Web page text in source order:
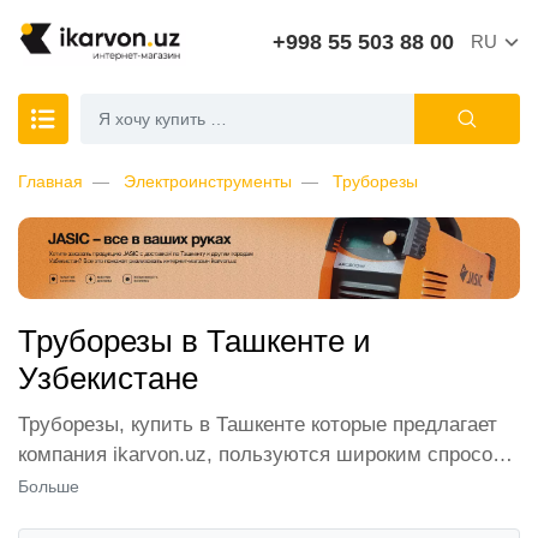
+998 55 503 88 00 RU
Главная Электроинструменты Труборезы
Труборезы в Ташкенте и
Узбекистане
Труборезы, купить в Ташкенте которые предлагает
компания ikarvon.uz, пользуются широким спросом
среди наших клиентов. Мы обеспечиваем лучшие
Больше